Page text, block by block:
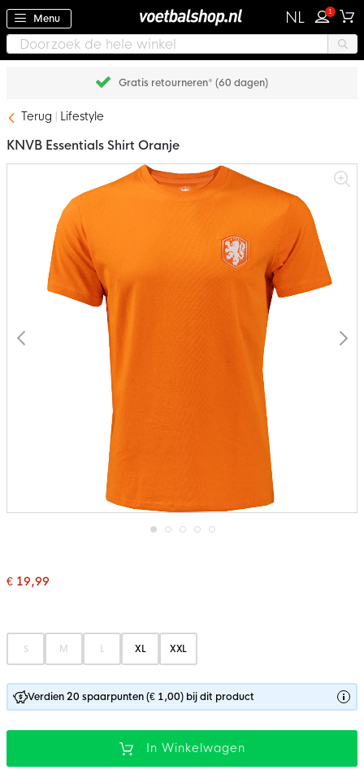
Menu NL 1
Achteraf betalen met Klarna
Terug Lifestyle
afbeeldingen-
begin
gallerij
KNVB Essentials Shirt Oranje
€ 19,99
S M L XL XXL
Verdien 20 spaarpunten (€ 1,00) bij dit product
In Winkelwagen